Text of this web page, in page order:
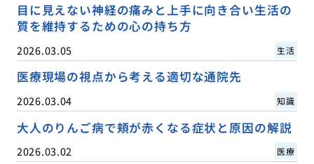
目に見えない神経の痛みと上手に向き合い生活の
質を維持するための心の持ち方
2026.03.05 生活
医療現場の視点から考える適切な通院先
2026.03.04 知識
大人のりんご病で頬が赤くなる症状と原因の解説
2026.03.02 医療